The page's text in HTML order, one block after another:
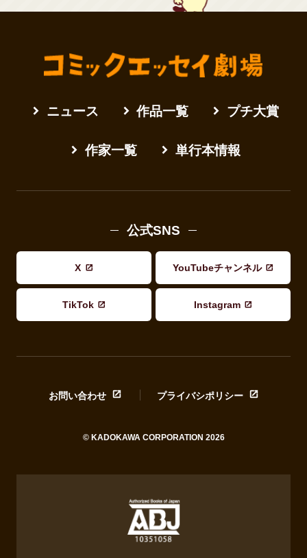
ニュース 作品一覧 プチ大賞
作家一覧 単行本情報
公式SNS
X YouTubeチャンネル
TikTok Instagram
お問い合わせ プライバシポリシー
© KADOKAWA CORPORATION 2026